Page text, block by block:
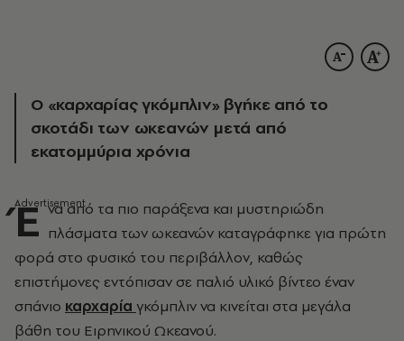
Ο «καρχαρίας γκόμπλιν» βγήκε από το
σκοτάδι των ωκεανών μετά από
εκατομμύρια χρόνια
Έ να από τα πιο παράξενα και μυστηριώδη
πλάσματα των ωκεανών καταγράφηκε για πρώτη
φορά στο φυσικό του περιβάλλον, καθώς
επιστήμονες εντόπισαν σε παλιό υλικό βίντεο έναν
σπάνιο καρχαρία γκόμπλιν να κινείται στα μεγάλα
βάθη του Ειρηνικού Ωκεανού.